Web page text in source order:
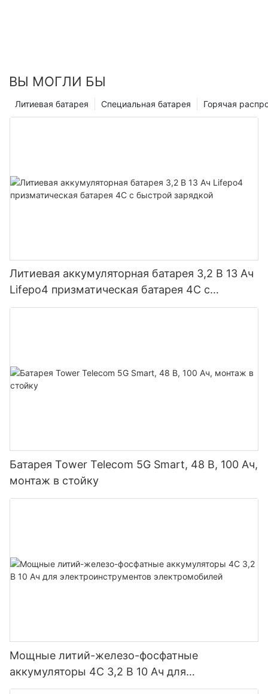
ВЫ МОГЛИ БЫ
Горячая
Специальная батарея
Литиевая батарея
Литиевая аккумуляторная батарея 3,2 В 13 Ач
Lifepo4 призматическая батарея 4C с
быстрой зарядкой
Батарея Tower Telecom 5G Smart, 48 В, 100 Ач,
монтаж в стойку
Мощные литий-железо-фосфатные
аккумуляторы 4C 3,2 В 10 Ач для
электроинструментов электромобилей